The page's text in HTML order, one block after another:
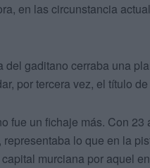
en las circunstancia
del gaditano cerraba una
por tercera vez, el título
fue un fichaje más. Con
lo que en la
murciana por aquel